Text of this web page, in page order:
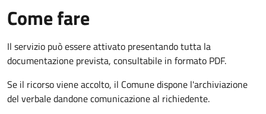
Come fare
Il servizio può essere attivato presentando tutta la
documentazione prevista, consultabile in formato PDF.
Se il ricorso viene accolto, il Comune dispone l'archiviazione
del verbale dandone comunicazione al richiedente.